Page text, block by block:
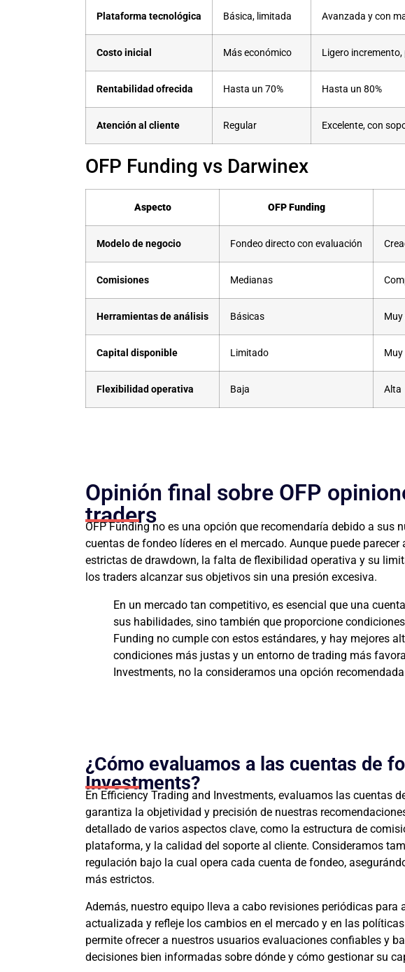
Plataforma tecnológica Básica, limitada Avanzada y con
Costo inicial Más económico Ligero
Rentabilidad ofrecida Hasta un 70% Hasta un 80%
Atención al cliente Regular Excelente, con
OFP Funding vs Darwinex
Aspecto OFP Funding
Modelo de negocio Fondeo directo con evaluación
Comisiones Medianas
Herramientas de análisis Básicas
Capital disponible Limitado
Flexibilidad operativa Baja Alta
Opinión final sobre OFP
traders
OFP Funding no es una opción que recomendaría debido a
cuentas de fondeo líderes en el mercado. Aunque puede
estrictas de drawdown, la falta de flexibilidad operativa y su
los traders alcanzar sus objetivos sin una presión excesiva.
En un mercado tan competitivo, es esencial que una
sus habilidades, sino también que proporcione
Funding no cumple con estos estándares, y hay mejores
condiciones más justas y un entorno de trading más
Investments, no la consideramos una opción
¿Cómo evaluamos a las cuentas de
Investments?
En Efficiency Trading and Investments, evaluamos las cuentas
garantiza la objetividad y precisión de nuestras
detallado de varios aspectos clave, como la estructura de
plataforma, y la calidad del soporte al cliente. Consideramos
regulación bajo la cual opera cada cuenta de fondeo,
más estrictos.
Además, nuestro equipo lleva a cabo revisiones periódicas
actualizada y refleje los cambios en el mercado y en las
permite ofrecer a nuestros usuarios evaluaciones confiables y
decisiones bien informadas sobre dónde y cómo gestionar su